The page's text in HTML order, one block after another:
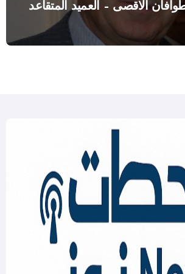
الاقصى – العميد المتقاعد